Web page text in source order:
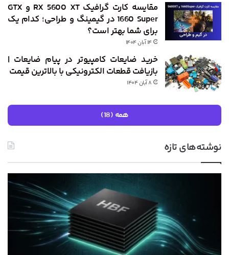
مقایسه کارت گرافیک RX 5600 XT و GTX
1660 Super در گیمینگ و طراحی؛ کدام ‌یک
برای شما بهتر است؟
۱۴ آبان ۱۴۰۴
خرید ضایعات کامپیوتر در پیام ضایعات |
بازیافت قطعات الکترونیکی با بالاترین قیمت
۸ آبان ۱۴۰۴
همه (18)
نوشته‌های تازه